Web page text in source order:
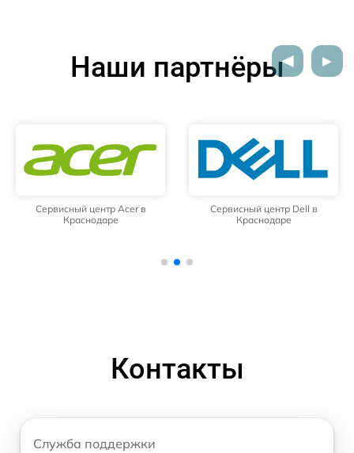
Наши партнёры
Сервисный центр Acer в
Краснодаре
Сервисный центр Dell в
Краснодаре
Контакты
Служба поддержки